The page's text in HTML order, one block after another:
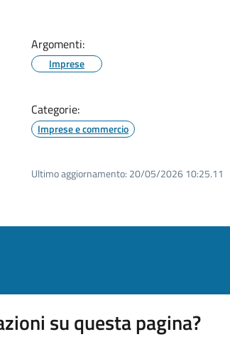
Argomenti:
Imprese
Categorie:
Imprese e commercio
Ultimo aggiornamento: 20/05/2026 10:25.11
su questa pagina?